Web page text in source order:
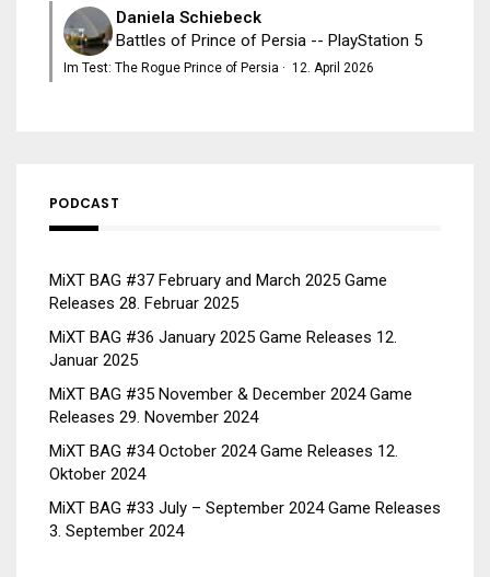
Daniela Schiebeck
Battles of Prince of Persia -- PlayStation 5
Im Test: The Rogue Prince of Persia · 12. April 2026
PODCAST
MiXT BAG #37 February and March 2025 Game
Releases 28. Februar 2025
MiXT BAG #36 January 2025 Game Releases 12.
Januar 2025
MiXT BAG #35 November & December 2024 Game
Releases 29. November 2024
MiXT BAG #34 October 2024 Game Releases 12.
Oktober 2024
MiXT BAG #33 July – September 2024 Game Releases
3. September 2024